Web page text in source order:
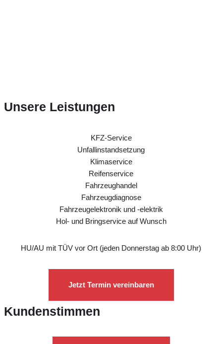
Unsere Leistungen
KFZ-Service
Unfallinstandsetzung
Klimaservice
Reifenservice
Fahrzeughandel
Fahrzeugdiagnose
Fahrzeugelektronik und -elektrik
Hol- und Bringservice auf Wunsch
HU/AU mit TÜV vor Ort (jeden Donnerstag ab 8:00 Uhr)
Jetzt Termin vereinbaren
Kundenstimmen